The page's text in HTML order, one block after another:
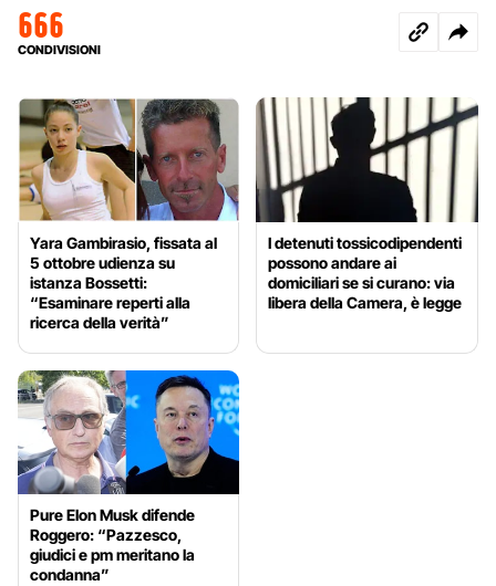
666
CONDIVISIONI
Yara Gambirasio, fissata al
5 ottobre udienza su
istanza Bossetti:
“Esaminare reperti alla
ricerca della verità”
I detenuti tossicodipendenti
possono andare ai
domiciliari se si curano: via
libera della Camera, è legge
Pure Elon Musk difende
Roggero: “Pazzesco,
giudici e pm meritano la
condanna”